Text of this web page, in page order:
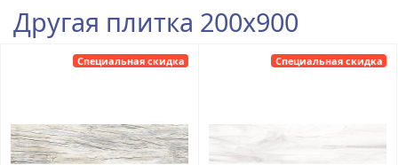
Другая плитка 200x900
Специальная скидка Специальная скидка